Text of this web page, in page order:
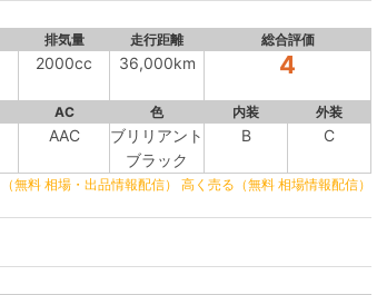
排気量 走行距離 総合評価
2000cc 36,000km 4
AC 色 内装 外装
AAC
ブリリアント
ブラック
B C
無料 相場・出品情報配信） 高く売る（無料 相場情報配信）